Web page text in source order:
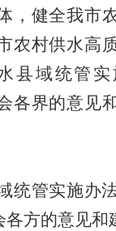
，健全我市
农村供水高
县域统管
各界的意见
统管实施办
方的意见和